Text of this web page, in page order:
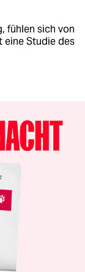
fühlen sich von
eine Studie des